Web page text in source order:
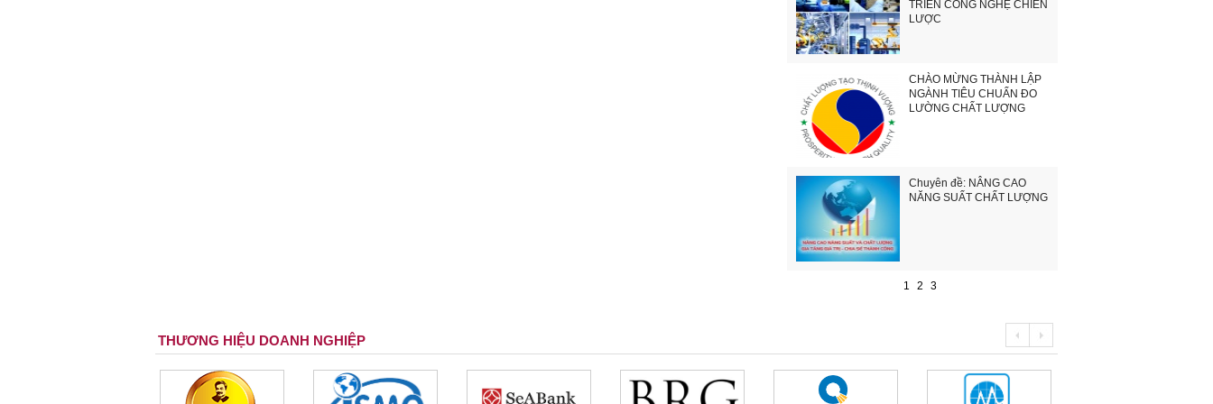
TRIỂN CÔNG NGHỆ CHIẾN
LƯỢC
CHÀO MỪNG THÀNH LẬP
NGÀNH TIÊU CHUẨN ĐO
LƯỜNG CHẤT LƯỢNG
Chuyên đề: NÂNG CAO
NĂNG SUẤT CHẤT LƯỢNG
1 2 3
THƯƠNG HIỆU DOANH NGHIỆP